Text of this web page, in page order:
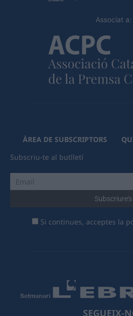
Associat a:
ÀREA DE SUBSCRIPTORS
Subscriu-te al butlletí
Si continues, acceptes la
SEGUEIX-